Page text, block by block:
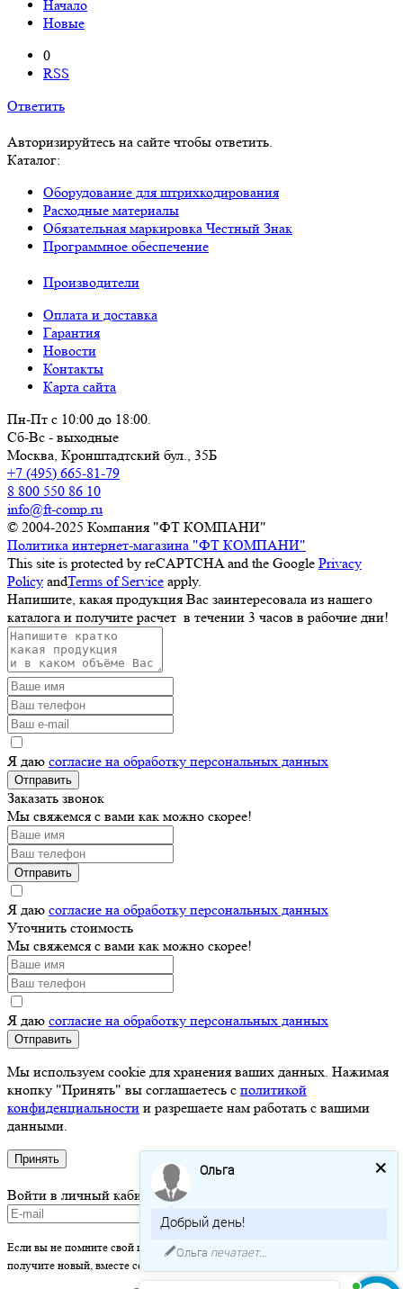
Начало
Новые
0
RSS
Ответить
Авторизируйтесь на сайте чтобы ответить.
Каталог:
Оборудование для штрихкодирования
Расходные материалы
Обязательная маркировка Честный Знак
Программное обеспечение
Производители
Оплата и доставка
Гарантия
Новости
Контакты
Карта сайта
Пн-Пт с 10:00 до 18:00.
Сб-Вс - выходные
Москва, Кронштадтский бул., 35Б
+7 (495) 665-81-79
8 800 550 86 10
info@ft-comp.ru
© 2004-2025 Компания "ФТ КОМПАНИ"
Политика интернет-магазина "ФТ КОМПАНИ"
This site is protected by reCAPTCHA and the Google Privacy
Policy andTerms of Service apply.
Напишите, какая продукция Вас заинтересовала из нашего
каталога и получите расчет в течении 3 часов в рабочие дни!
Я даю согласие на обработку персональных данных
Отправить
Заказать звонок
Мы свяжемся с вами как можно скорее!
Отправить
Я даю согласие на обработку персональных данных
Уточнить стоимость
Мы свяжемся с вами как можно скорее!
Я даю согласие на обработку персональных данных
Отправить
Мы используем cookie для хранения ваших данных. Нажимая
кнопку "Принять" вы соглашаетесь с политикой
конфиденциальности и разрешаете нам работать с вашими
данными.
Принять
Войти в личный кабинет
Если вы не помните свой пароль - просто оставьте это поле пустым и вы
получите новый, вместе со ссылкой на активацию.
Ольга
Добрый день!
Ольга печатает...